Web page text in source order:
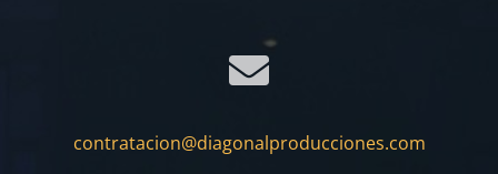
contratacion@diagonalproducciones.com